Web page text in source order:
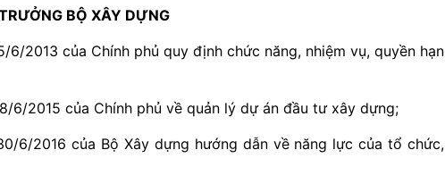
BỘ XÂY DỰNG
2013 của Chính phủ quy định chức năng, nhiệm vụ, quyền hạn
6/2015 của Chính phủ về quản lý dự án đầu tư xây dựng;
6/2016 của Bộ Xây dựng hướng dẫn về năng lực của tổ chức,